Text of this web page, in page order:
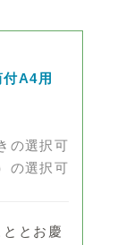
付A4用
の選択可
の選択可
とお慶